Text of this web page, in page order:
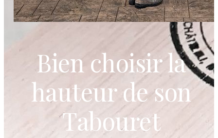
Bien choisir la
hauteur de son
Tabouret